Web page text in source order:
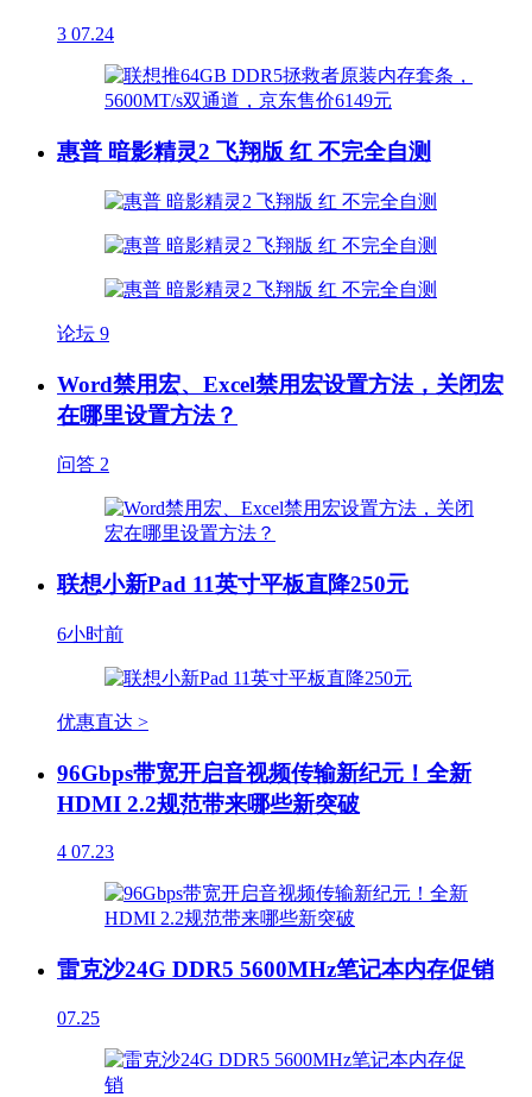
3 07.24
惠普 暗影精灵2 飞翔版 红 不完全自测
论坛 9
Word禁用宏、Excel禁用宏设置方法，关闭宏
在哪里设置方法？
问答 2
联想小新Pad 11英寸平板直降250元
6小时前
优惠直达 >
96Gbps带宽开启音视频传输新纪元！全新
HDMI 2.2规范带来哪些新突破
4 07.23
雷克沙24G DDR5 5600MHz笔记本内存促销
07.25